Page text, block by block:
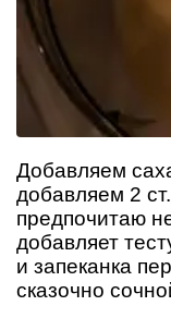
Добавляем
добавляем 2
предпочитаю
добавляет
и запеканка
сказочно